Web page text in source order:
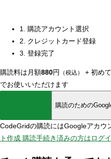
1. 購読アカウント選択
2. クレジットカード登録
3. 登録完了
購読料は月額880円 （税込） + 初め
でお使いいただけます
購読のための
CodeGridの購読にはGoogleアカウ
ト作成 購読手続き済みの方はログ